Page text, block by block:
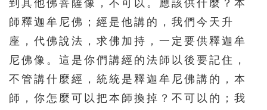
到其他佛菩薩像，不可以。應該供什麼？本
師釋迦牟尼佛；經是他講的，我們今天升
座，代佛說法，求佛加持，一定要供釋迦牟
尼佛像。這是你們講經的法師以後要記住，
不管講什麼經，統統是釋迦牟尼佛講的，本
師，你怎麼可以把本師換掉？不可以的；我